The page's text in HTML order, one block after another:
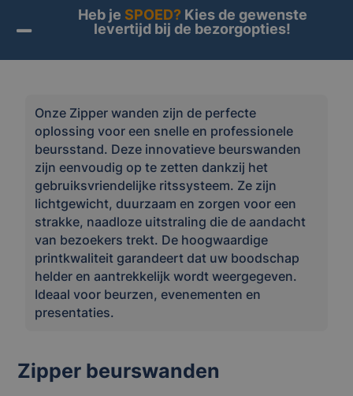
Home Producten/Beurs & evenement/ Alle Zipper
Onze Zipper wanden zijn de perfecte
oplossing voor een snelle en professionele
beursstand. Deze innovatieve beurswanden
zijn eenvoudig op te zetten dankzij het
gebruiksvriendelijke ritssysteem. Ze zijn
lichtgewicht, duurzaam en zorgen voor een
strakke, naadloze uitstraling die de aandacht
van bezoekers trekt. De hoogwaardige
printkwaliteit garandeert dat uw boodschap
helder en aantrekkelijk wordt weergegeven.
Ideaal voor beurzen, evenementen en
presentaties.
Zipper beurswanden
Heb je SPOED?Kies de gewenste
levertijd bij de bezorgopties!